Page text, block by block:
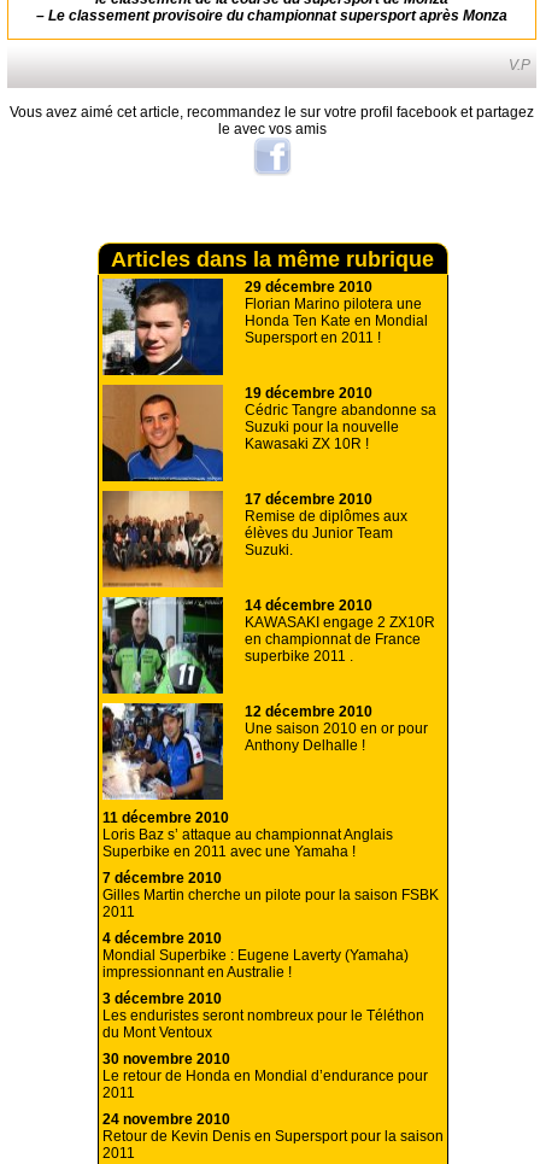
– Le classement provisoire du championnat supersport après Monza
V.P
Vous avez aimé cet article, recommandez le sur votre profil facebook et partagez
le avec vos amis
Articles dans la même rubrique
29 décembre 2010
Florian Marino pilotera une
Honda Ten Kate en Mondial
Supersport en 2011 !
19 décembre 2010
Cédric Tangre abandonne sa
Suzuki pour la nouvelle
Kawasaki ZX 10R !
17 décembre 2010
Remise de diplômes aux
élèves du Junior Team
Suzuki.
14 décembre 2010
KAWASAKI engage 2 ZX10R
en championnat de France
superbike 2011 .
12 décembre 2010
Une saison 2010 en or pour
Anthony Delhalle !
11 décembre 2010
Loris Baz s’ attaque au championnat Anglais
Superbike en 2011 avec une Yamaha !
7 décembre 2010
Gilles Martin cherche un pilote pour la saison FSBK
2011
4 décembre 2010
Mondial Superbike : Eugene Laverty (Yamaha)
impressionnant en Australie !
3 décembre 2010
Les enduristes seront nombreux pour le Téléthon
du Mont Ventoux
30 novembre 2010
Le retour de Honda en Mondial d’endurance pour
2011
24 novembre 2010
Retour de Kevin Denis en Supersport pour la saison
2011